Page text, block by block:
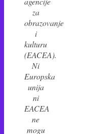
za
obrazovanje
i
kulturu
(EACEA).
Ni
Europska
unija
ni
EACEA
ne
mogu